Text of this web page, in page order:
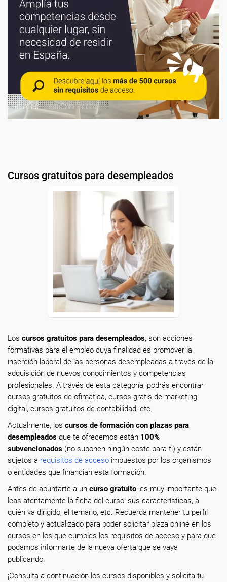
Cursos gratuitos para desempleados
Los cursos gratuitos para desempleados, son acciones
formativas para el empleo cuya finalidad es promover la
inserción laboral de las personas desempleadas a través de la
adquisición de nuevos conocimientos y competencias
profesionales. A través de esta categoría, podrás encontrar
cursos gratuitos de ofimática, cursos gratis de marketing
digital, cursos gratuitos de contabilidad, etc.
Actualmente, los cursos de formación con plazas para
desempleados que te ofrecemos están 100%
subvencionados (no suponen ningún coste para ti) y están
sujetos a requisitos de acceso impuestos por los organismos
o entidades que financian esta formación.
Antes de apuntarte a un curso gratuito, es muy importante que
leas atentamente la ficha del curso: sus características, a
quién va dirigido, el temario, etc. Recuerda mantener tu perfil
completo y actualizado para poder solicitar plaza online en los
cursos en los que cumples los requisitos de acceso y para que
podamos informarte de la nueva oferta que se vaya
publicando.
¡Consulta a continuación los cursos disponibles y solicita tu